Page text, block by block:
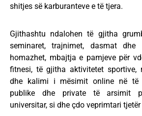
shitjes së karburanteve e të tjera.
Gjithashtu ndalohen të gjitha
seminaret, trajnimet, dasmat dhe
homazhet, mbajtja e pamjeve për
fitnesi, të gjitha aktivitetet sportive,
dhe kalimi i mësimit online në të
publike dhe private të arsimit
universitar, si dhe çdo veprimtari